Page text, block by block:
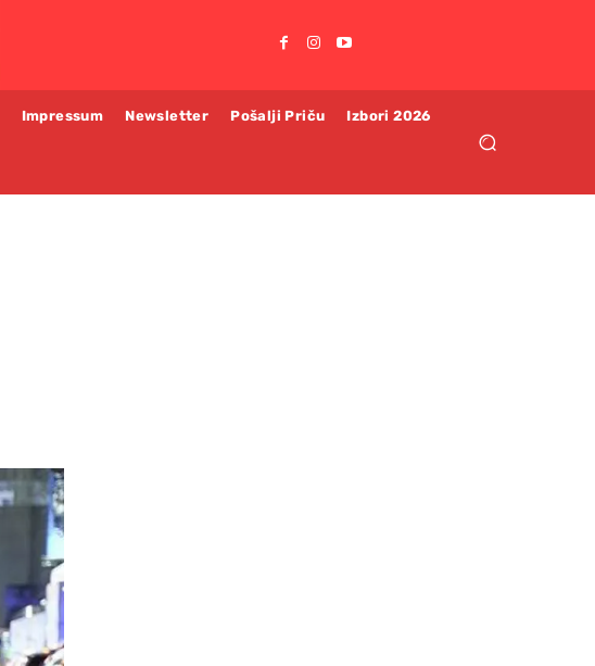
Impressum Newsletter Pošalji Priču Izbori 2026